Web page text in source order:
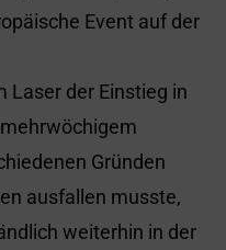
Event auf der
Laser der Einstieg in
Gründen
ausfallen musste,
weiterhin in der